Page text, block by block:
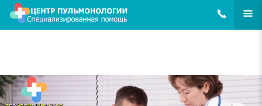
8(495)648-
ЕЩЁ